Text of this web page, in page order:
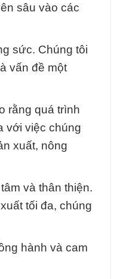
sâu vào các
sức. Chúng tôi
vấn đề một
rằng quá trình
với việc chúng
xuất, nông
và thân thiện.
tối đa, chúng
hành và cam